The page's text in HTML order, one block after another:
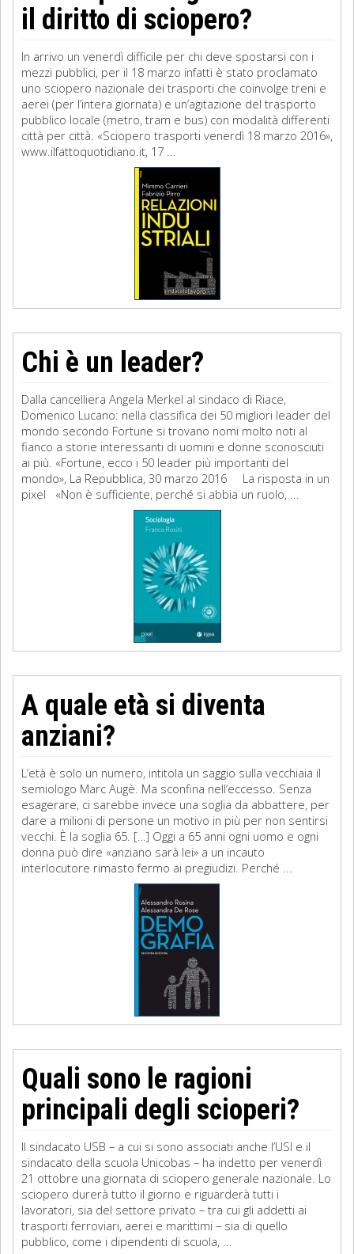
il diritto di sciopero?
In arrivo un venerdì difficile per chi deve spostarsi con i
mezzi pubblici, per il 18 marzo infatti è stato proclamato
uno sciopero nazionale dei trasporti che coinvolge treni e
aerei (per l’intera giornata) e un’agitazione del trasporto
pubblico locale (metro, tram e bus) con modalità differenti
città per città. «Sciopero trasporti venerdì 18 marzo 2016»,
www.ilfattoquotidiano.it, 17 ...
Chi è un leader?
Dalla cancelliera Angela Merkel al sindaco di Riace,
Domenico Lucano: nella classifica dei 50 migliori leader del
mondo secondo Fortune si trovano nomi molto noti al
fianco a storie interessanti di uomini e donne sconosciuti
ai più. «Fortune, ecco i 50 leader più importanti del
mondo», La Repubblica, 30 marzo 2016 La risposta in un
pixel «Non è sufficiente, perché si abbia un ruolo, ...
A quale età si diventa
anziani?
L’età è solo un numero, intitola un saggio sulla vecchiaia il
semiologo Marc Augè. Ma sconfina nell’eccesso. Senza
esagerare, ci sarebbe invece una soglia da abbattere, per
dare a milioni di persone un motivo in più per non sentirsi
vecchi. È la soglia 65. […] Oggi a 65 anni ogni uomo e ogni
donna può dire «anziano sarà lei» a un incauto
interlocutore rimasto fermo ai pregiudizi. Perché ...
Quali sono le ragioni
principali degli scioperi?
Il sindacato USB – a cui si sono associati anche l’USI e il
sindacato della scuola Unicobas – ha indetto per venerdì
21 ottobre una giornata di sciopero generale nazionale. Lo
sciopero durerà tutto il giorno e riguarderà tutti i
lavoratori, sia del settore privato – tra cui gli addetti ai
trasporti ferroviari, aerei e marittimi – sia di quello
pubblico, come i dipendenti di scuola, ...